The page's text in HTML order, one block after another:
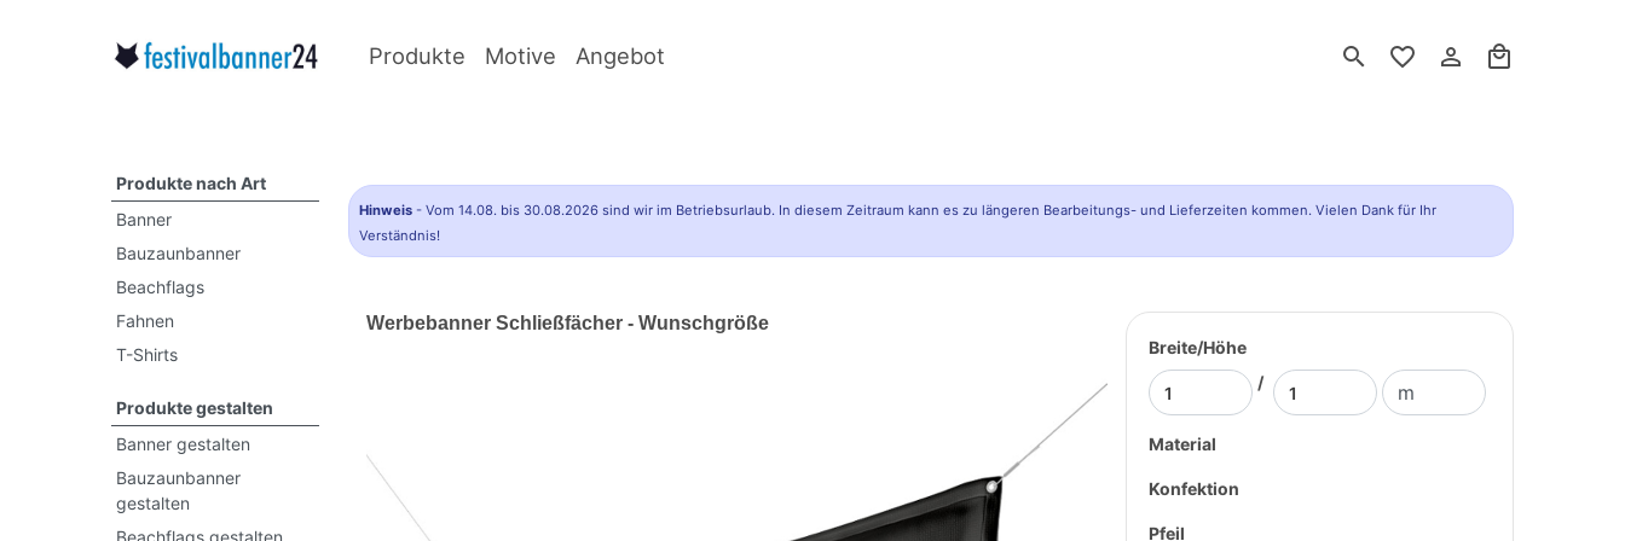
Produkte Motive Angebot search favorite_border person_outline local_mall
Produkte nach Art
Banner
Bauzaunbanner
Beachflags
Fahnen
T-Shirts
Produkte gestalten
Banner gestalten
Bauzaunbanner
gestalten
Beachflags gestalten
Hinweis - Vom 14.08. bis 30.08.2026 sind wir im Betriebsurlaub. In diesem Zeitraum kann es zu längeren Bearbeitungs- und Lieferzeiten kommen. Vielen Dank für Ihr
Verständnis!
Werbebanner Schließfächer - Wunschgröße
Breite/Höhe
/
Material
Konfektion
Pfeil